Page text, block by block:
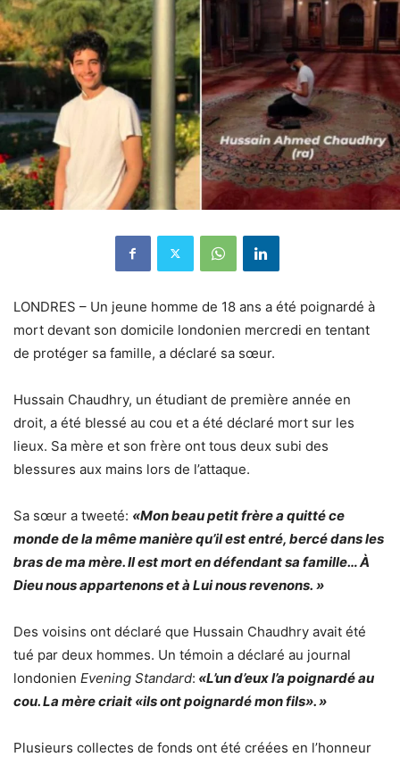
LONDRES – Un jeune homme de 18 ans a été poignardé à
mort devant son domicile londonien mercredi en tentant
de protéger sa famille, a déclaré sa sœur.
Hussain Chaudhry, un étudiant de première année en
droit, a été blessé au cou et a été déclaré mort sur les
lieux. Sa mère et son frère ont tous deux subi des
blessures aux mains lors de l’attaque.
Sa sœur a tweeté: «Mon beau petit frère a quitté ce
monde de la même manière qu’il est entré, bercé dans les
bras de ma mère. Il est mort en défendant sa famille… À
Dieu nous appartenons et à Lui nous revenons. »
Des voisins ont déclaré que Hussain Chaudhry avait été
tué par deux hommes. Un témoin a déclaré au journal
londonien Evening Standard: «L’un d’eux l’a poignardé au
cou. La mère criait «ils ont poignardé mon fils». »
Plusieurs collectes de fonds ont été créées en l’honneur